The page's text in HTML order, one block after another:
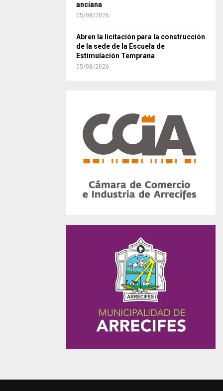
anciana
05/08/2026
Abren la licitación para la construcción
de la sede de la Escuela de
Estimulación Temprana
05/08/2026